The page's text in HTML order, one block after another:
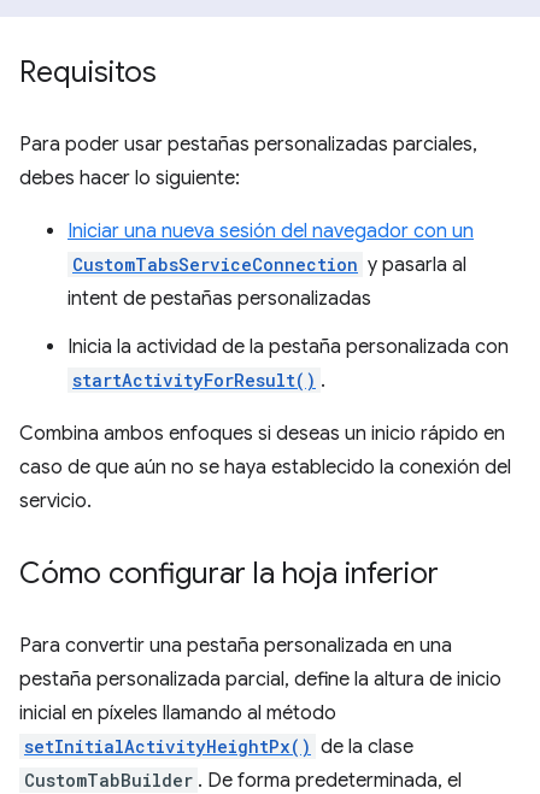
Requisitos
Para poder usar pestañas personalizadas parciales,
debes hacer lo siguiente:
Iniciar una nueva sesión del navegador con un
CustomTabsServiceConnection y pasarla al
intent de pestañas personalizadas
Inicia la actividad de la pestaña personalizada con
startActivityForResult() .
Combina ambos enfoques si deseas un inicio rápido en
caso de que aún no se haya establecido la conexión del
servicio.
Cómo configurar la hoja inferior
Para convertir una pestaña personalizada en una
pestaña personalizada parcial, define la altura de inicio
inicial en píxeles llamando al método
setInitialActivityHeightPx() de la clase
CustomTabBuilder . De forma predeterminada, el